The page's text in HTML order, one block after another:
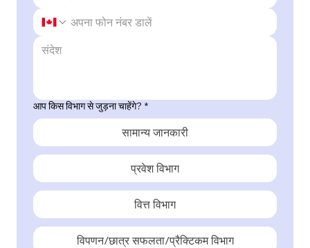
आप किस विभाग से जुड़ना चाहेंगे? *
सामान्य जानकारी
प्रवेश विभाग
वित्त विभाग
विपणन/छात्र सफलता/प्रैक्टिकम विभाग